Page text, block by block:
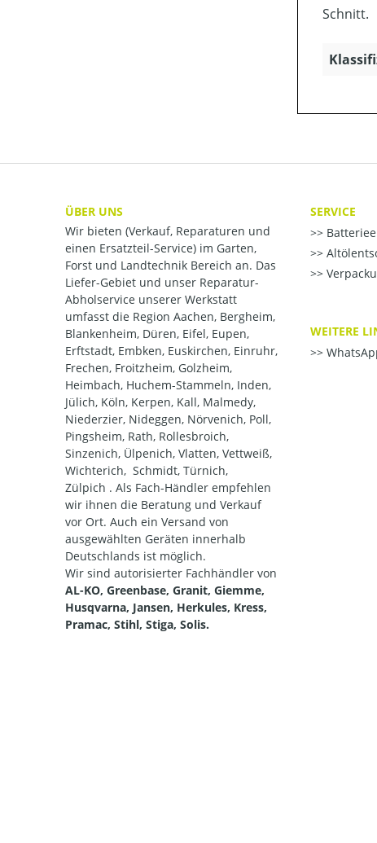
Schnitt.
ÜBER UNS
Wir bieten (Verkauf, Reparaturen und
einen Ersatzteil-Service) im Garten,
Forst und Landtechnik Bereich an. Das
Liefer-Gebiet und unser Reparatur-
Abholservice unserer Werkstatt
umfasst die Region Aachen, Bergheim,
Blankenheim, Düren, Eifel, Eupen,
Erftstadt, Embken, Euskirchen, Einruhr,
Frechen, Froitzheim, Golzheim,
Heimbach, Huchem-Stammeln, Inden,
Jülich, Köln, Kerpen, Kall, Malmedy,
Niederzier, Nideggen, Nörvenich, Poll,
Pingsheim, Rath, Rollesbroich,
Sinzenich, Ülpenich, Vlatten, Vettweiß,
Wichterich, Schmidt, Türnich,
Zülpich . Als Fach-Händler empfehlen
wir ihnen die Beratung und Verkauf
vor Ort. Auch ein Versand von
ausgewählten Geräten innerhalb
Deutschlands ist möglich.
Wir sind autorisierter Fachhändler von
AL-KO, Greenbase, Granit, Giemme,
Husqvarna, Jansen, Herkules, Kress,
Pramac, Stihl, Stiga, Solis.
SERVICE
WEITERE